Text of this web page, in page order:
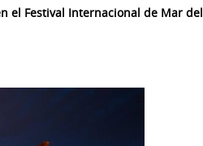
el Festival Internacional de Mar del